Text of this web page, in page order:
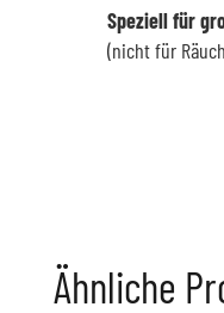
Speziell für
(nicht für
Ähnliche